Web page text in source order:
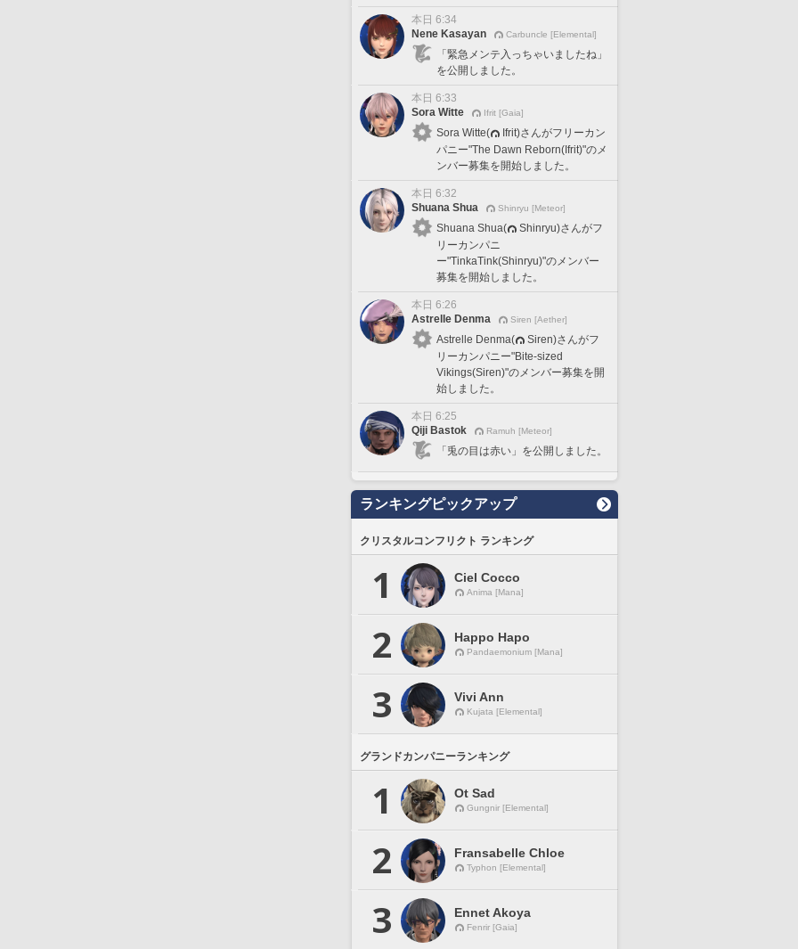
本日 6:34
Nene Kasayan
Carbuncle [Elemental]
「緊急メンテ入っちゃいましたね」
を公開しました。
本日 6:33
Sora Witte
Ifrit [Gaia]
Sora Witte(
Ifrit)さんがフリーカン
パニー"The Dawn Reborn(Ifrit)"のメ
ンバー募集を開始しました。
本日 6:32
Shuana Shua
Shinryu [Meteor]
Shuana Shua(
Shinryu)さんがフ
リーカンパニ
ー"TinkaTink(Shinryu)"のメンバー
募集を開始しました。
本日 6:26
Astrelle Denma
Siren [Aether]
Astrelle Denma(
Siren)さんがフ
リーカンパニー"Bite-sized
Vikings(Siren)"のメンバー募集を開
始しました。
本日 6:25
Qiji Bastok
Ramuh [Meteor]
「兎の目は赤い」を公開しました。
ランキングピックアップ
クリスタルコンフリクト ランキング
1 Ciel Cocco
Anima [Mana]
2 Happo Hapo
Pandaemonium [Mana]
3 Vivi Ann
Kujata [Elemental]
グランドカンパニーランキング
1 Ot Sad
Gungnir [Elemental]
2 Fransabelle Chloe
Typhon [Elemental]
3 Ennet Akoya
Fenrir [Gaia]